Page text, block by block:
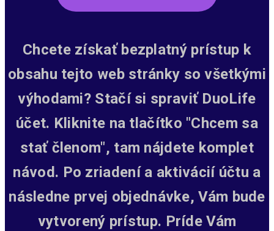
Chcete získať bezplatný prístup k
obsahu tejto web stránky so všetkými
výhodami? Stačí si spraviť DuoLife
účet. Kliknite na tlačítko "Chcem sa
stať členom", tam nájdete komplet
návod. Po zriadení a aktivácií účtu a
následne prvej objednávke, Vám bude
vytvorený prístup. Príde Vám